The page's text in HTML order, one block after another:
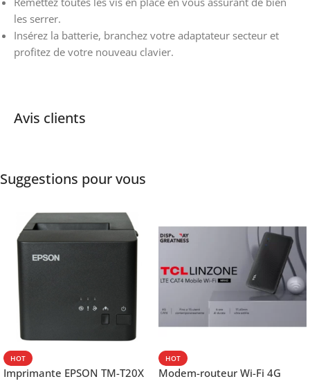
les serrer.
Insérez la batterie, branchez votre adaptateur secteur et
profitez de votre nouveau clavier.
Avis clients
Suggestions pour vous
HOT
Imprimante EPSON TM-T20X
HOT
Modem-routeur Wi-Fi 4G